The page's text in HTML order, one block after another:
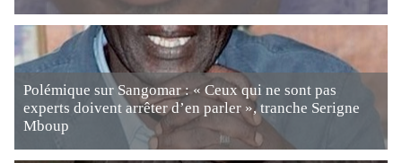
Polémique sur Sangomar : « Ceux qui ne sont pas
experts doivent arrêter d’en parler », tranche Serigne
Mboup